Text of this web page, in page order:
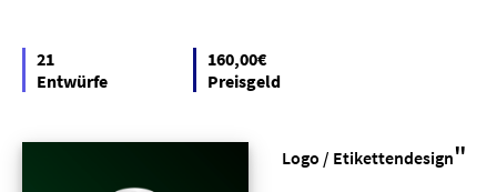
21
Entwürfe
160,00€
Preisgeld
Logo / Etikettendesign"